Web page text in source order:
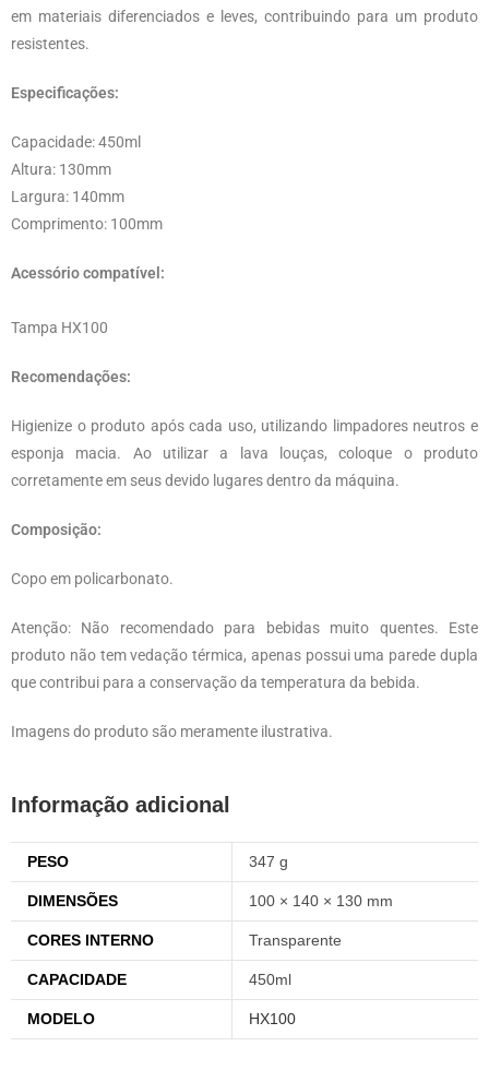
em materiais diferenciados e leves, contribuindo para um produto
resistentes.
Especificações:
Capacidade: 450ml
Altura: 130mm
Largura: 140mm
Comprimento: 100mm
Acessório compatível:
Tampa HX100
Recomendações:
Higienize o produto após cada uso, utilizando limpadores neutros e
esponja macia. Ao utilizar a lava louças, coloque o produto
corretamente em seus devido lugares dentro da máquina.
Composição:
Copo em policarbonato.
Atenção: Não recomendado para bebidas muito quentes. Este
produto não tem vedação térmica, apenas possui uma parede dupla
que contribui para a conservação da temperatura da bebida.
Imagens do produto são meramente ilustrativa.
Informação adicional
PESO 347 g
DIMENSÕES 100 × 140 × 130 mm
CORES INTERNO Transparente
CAPACIDADE 450ml
MODELO HX100